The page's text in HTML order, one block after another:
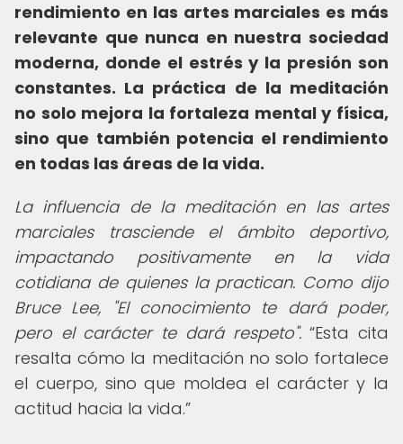
rendimiento en las artes marciales es más
relevante que nunca en nuestra sociedad
moderna, donde el estrés y la presión son
constantes. La práctica de la meditación
no solo mejora la fortaleza mental y física,
sino que también potencia el rendimiento
en todas las áreas de la vida.
La influencia de la meditación en las artes
marciales trasciende el ámbito deportivo,
impactando positivamente en la vida
cotidiana de quienes la practican. Como dijo
Bruce Lee, "El conocimiento te dará poder,
pero el carácter te dará respeto".
Esta cita
resalta cómo la meditación no solo fortalece
el cuerpo, sino que moldea el carácter y la
actitud hacia la vida.